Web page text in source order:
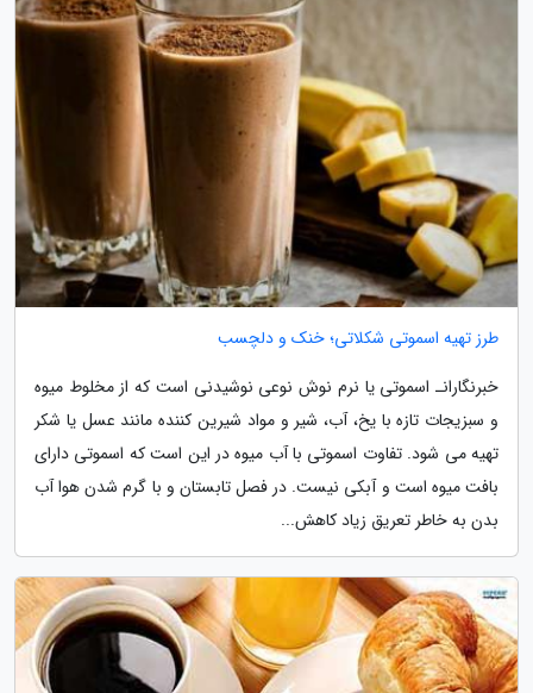
طرز تهیه اسموتی شکلاتی؛ خنک و دلچسب
خبرنگارانـ اسموتی یا نرم نوش نوعی نوشیدنی است که از مخلوط میوه
و سبزیجات تازه با یخ، آب، شیر و مواد شیرین کننده مانند عسل یا شکر
تهیه می شود. تفاوت اسموتی با آب میوه در این است که اسموتی دارای
بافت میوه است و آبکی نیست. در فصل تابستان و با گرم شدن هوا آب
بدن به خاطر تعریق زیاد کاهش...